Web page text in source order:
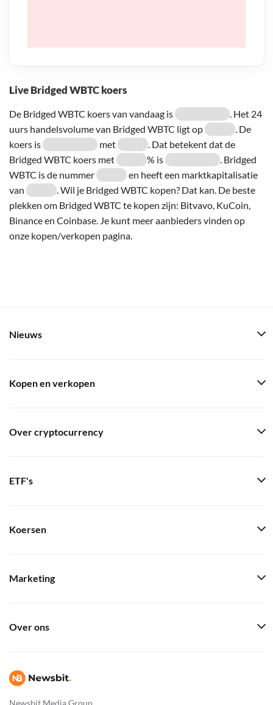
Live Bridged WBTC koers
De Bridged WBTC koers van vandaag is
. Het 24
uurs handelsvolume van Bridged WBTC ligt op
. De
koers is
met
. Dat betekent dat de
Bridged WBTC koers met
% is
. Bridged
WBTC is de nummer
en heeft een marktkapitalisatie
van
. Wil je Bridged WBTC kopen? Dat kan. De beste
plekken om Bridged WBTC te kopen zijn: Bitvavo, KuCoin,
Binance en Coinbase. Je kunt meer aanbieders vinden op
onze kopen/verkopen pagina.
Newsbit Media Group
Nieuws
Kopen en verkopen
Over cryptocurrency
ETF's
Koersen
Marketing
Over ons